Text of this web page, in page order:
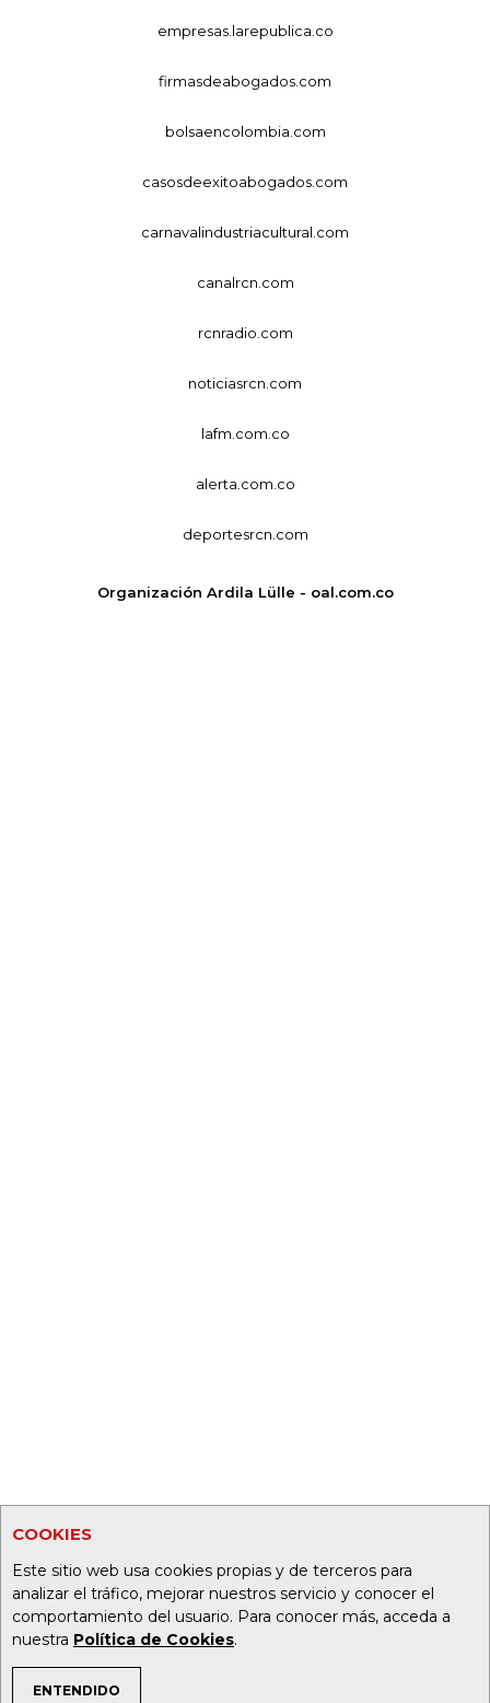
COOKIES
Este sitio web usa cookies propias y de terceros para
analizar el tráfico, mejorar nuestros servicio y conocer el
comportamiento del usuario. Para conocer más, acceda a
nuestra Política de Cookies.
ENTENDIDO
empresas.larepublica.co
firmasdeabogados.com
bolsaencolombia.com
casosdeexitoabogados.com
carnavalindustriacultural.com
canalrcn.com
rcnradio.com
noticiasrcn.com
lafm.com.co
alerta.com.co
deportesrcn.com
Organización Ardila Lülle - oal.com.co